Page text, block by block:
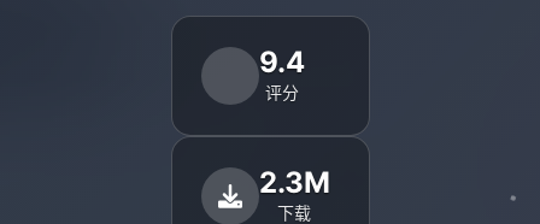
9.4
评分
2.3M
下载